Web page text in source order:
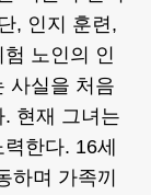
, 인지 훈련,
노인의 인
사실을 처음
현재 그녀는
한다. 16세
하며 가족끼